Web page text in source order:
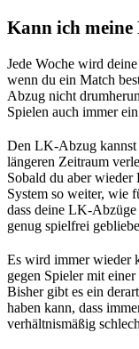
Kann ich meine
Jede Woche wird
wenn du ein Match
Abzug nicht
Spielen auch immer
Den LK-Abzug kannst
längeren Zeitraum
Sobald du aber wieder
System so weiter, wie
dass deine LK-
genug spielfrei
Es wird immer wieder
gegen Spieler mit
Bisher gibt es ein
haben kann, dass
verhältnismäßig